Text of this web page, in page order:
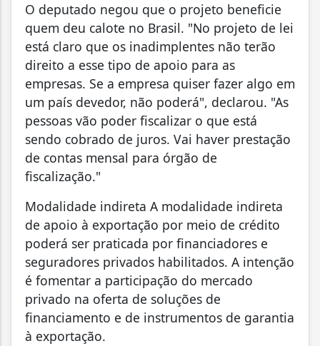
O deputado negou que o projeto beneficie
quem deu calote no Brasil. "No projeto de lei
está claro que os inadimplentes não terão
direito a esse tipo de apoio para as
empresas. Se a empresa quiser fazer algo em
um país devedor, não poderá", declarou. "As
pessoas vão poder fiscalizar o que está
sendo cobrado de juros. Vai haver prestação
de contas mensal para órgão de
fiscalização."
Modalidade indireta A modalidade indireta
de apoio à exportação por meio de crédito
poderá ser praticada por financiadores e
seguradores privados habilitados. A intenção
é fomentar a participação do mercado
privado na oferta de soluções de
financiamento e de instrumentos de garantia
à exportação.